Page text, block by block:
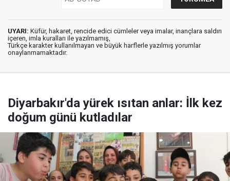
UYARI: Küfür, hakaret, rencide edici cümleler veya imalar, inançlara saldırı
içeren, imla kuralları ile yazılmamış,
Türkçe karakter kullanılmayan ve büyük harflerle yazılmış yorumlar
onaylanmamaktadır.
Diyarbakır'da yürek ısıtan anlar: İlk kez
doğum günü kutladılar